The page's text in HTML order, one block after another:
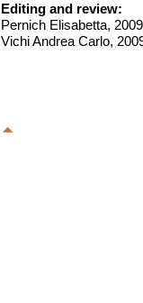
Editing and review:
Pernich Elisabetta,
Vichi Andrea Carlo,